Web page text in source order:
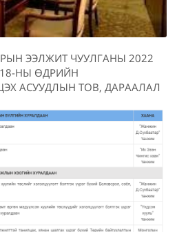
ЭЭЛЖИТ ЧУУЛГАНЫ 2022
НЫ ӨДРИЙН
АСУУДЛЫН ТОВ, ДАРААЛАЛ